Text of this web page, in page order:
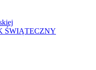
ŚWIĄTECZNY